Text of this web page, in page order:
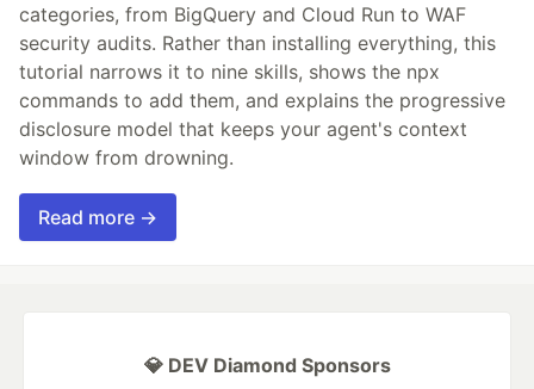
categories, from BigQuery and Cloud Run to WAF
security audits. Rather than installing everything, this
tutorial narrows it to nine skills, shows the npx
commands to add them, and explains the progressive
disclosure model that keeps your agent's context
window from drowning.
Read more →
💎 DEV Diamond Sponsors